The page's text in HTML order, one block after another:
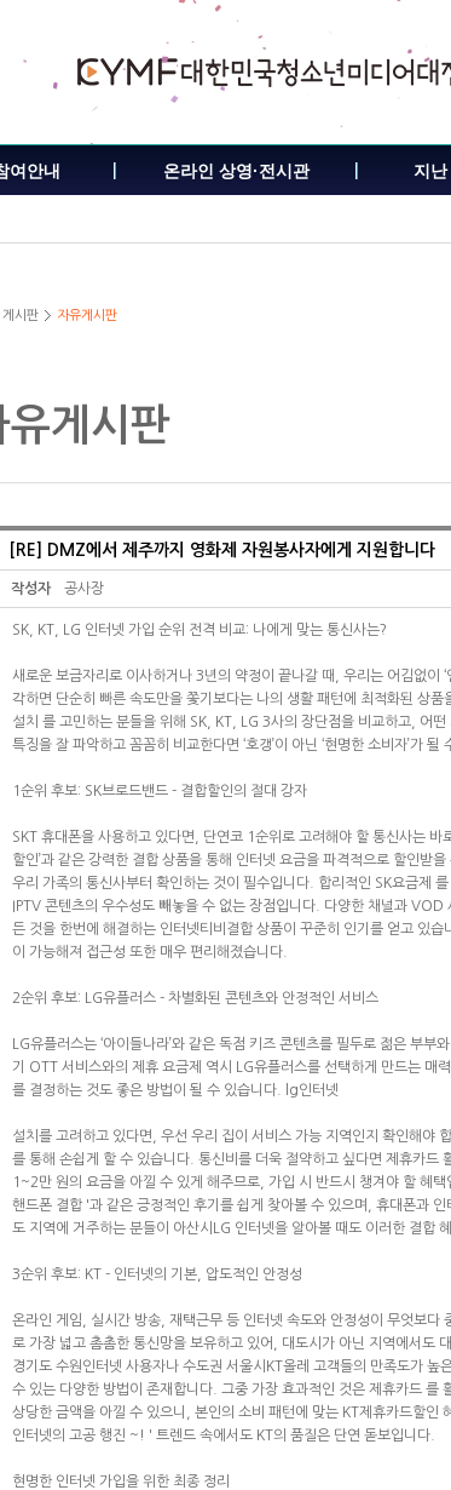
여안내 온라인 상영·전시관 지난
게시판 자유게시판
유게시판
[RE] DMZ에서 제주까지 영화제 자원봉사자에게 지원합니다
작성자 공사장
SK, KT, LG 인터넷 가입 순위 전격 비교: 나에게 맞는 통신사는?
새로운 보금자리로 이사하거나 3년의 약정이 끝나갈 때, 우리는 어김없이
각하면 단순히 빠른 속도만을 쫓기보다는 나의 생활 패턴에 최적화된 상
설치 를 고민하는 분들을 위해 SK, KT, LG 3사의 장단점을 비교하고, 어
특징을 잘 파악하고 꼼꼼히 비교한다면 ‘호갱’이 아닌 ‘현명한 소비자’가 될
1순위 후보: SK브로드밴드 - 결합할인의 절대 강자
SKT 휴대폰을 사용하고 있다면, 단연코 1순위로 고려해야 할 통신사는 바
할인’과 같은 강력한 결합 상품을 통해 인터넷 요금을 파격적으로 할인받
우리 가족의 통신사부터 확인하는 것이 필수입니다. 합리적인 SK요금제 를
IPTV 콘텐츠의 우수성도 빼놓을 수 없는 장점입니다. 다양한 채널과
든 것을 한번에 해결하는 인터넷티비결합 상품이 꾸준히 인기를 얻고 있습
이 가능해져 접근성 또한 매우 편리해졌습니다.
2순위 후보: LG유플러스 - 차별화된 콘텐츠와 안정적인 서비스
LG유플러스는 ‘아이들나라’와 같은 독점 키즈 콘텐츠를 필두로 젊은 부
기 OTT 서비스와의 제휴 요금제 역시 LG유플러스를 선택하게 만드는 매
를 결정하는 것도 좋은 방법이 될 수 있습니다.
lg인터넷
설치를 고려하고 있다면, 우선 우리 집이 서비스 가능 지역인지 확인해야
를 통해 손쉽게 할 수 있습니다. 통신비를 더욱 절약하고 싶다면 제휴카드
1~2만 원의 요금을 아낄 수 있게 해주므로, 가입 시 반드시 챙겨야 할 혜
핸드폰 결합 '과 같은 긍정적인 후기를 쉽게 찾아볼 수 있으며, 휴대폰과 인
도 지역에 거주하는 분들이 아산시LG 인터넷을 알아볼 때도 이러한 결합
3순위 후보: KT - 인터넷의 기본, 압도적인 안정성
온라인 게임, 실시간 방송, 재택근무 등 인터넷 속도와 안정성이 무엇보
로 가장 넓고 촘촘한 통신망을 보유하고 있어, 대도시가 아닌 지역에서도
경기도 수원인터넷 사용자나 수도권 서울시KT올레 고객들의 만족도가 높
수 있는 다양한 방법이 존재합니다. 그중 가장 효과적인 것은 제휴카드 를
상당한 금액을 아낄 수 있으니, 본인의 소비 패턴에 맞는 KT제휴카드할인
인터넷의 고공 행진 ~! ' 트렌드 속에서도 KT의 품질은 단연 돋보입니다.
현명한 인터넷 가입을 위한 최종 정리